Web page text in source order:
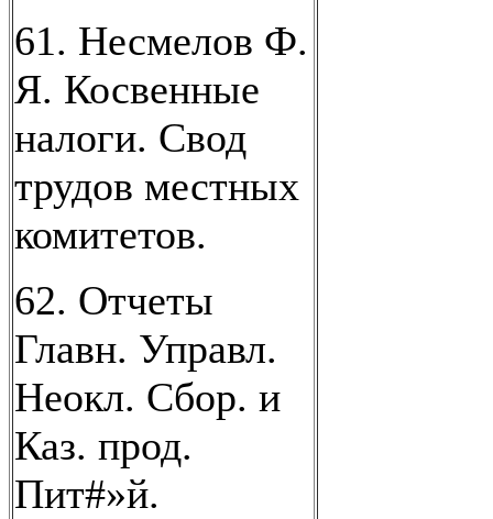
61. Несмелов Ф.
Я. Косвенные
налоги. Свод
трудов местных
комитетов.
62. Отчеты
Главн. Управл.
Неокл. Сбор. и
Каз. прод.
Пит#»й.